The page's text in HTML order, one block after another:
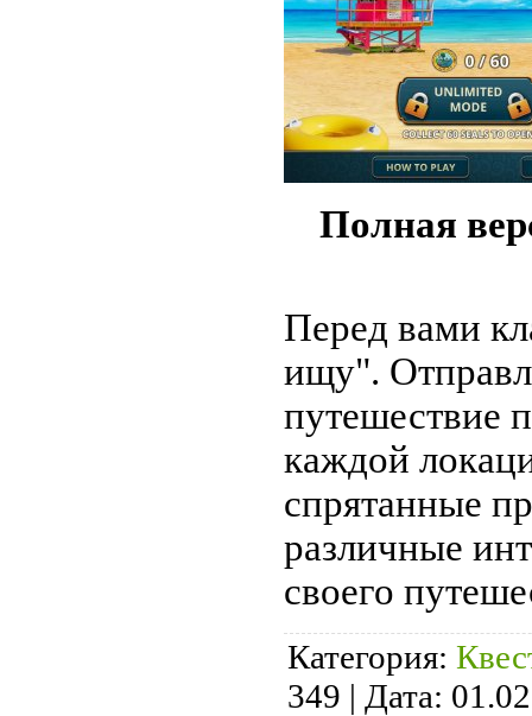
Полная
Перед вами
ищу".
путешествие
каждой
спрятанные
различные
своего
Категория:
349 | Дата: